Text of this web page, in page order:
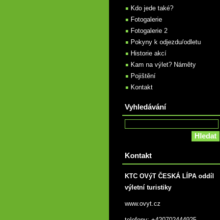
Kdo jede také?
Fotogalerie
Fotogalerie 2
Pokyny k odjezdu/odletu
Historie akcí
Kam na výlet? Náměty
Pojištění
Kontakt
Vyhledávání
Kontakt
KTC OVýT ČESKÁ LÍPA oddíl
výletní turistiky
www.ovyt.cz